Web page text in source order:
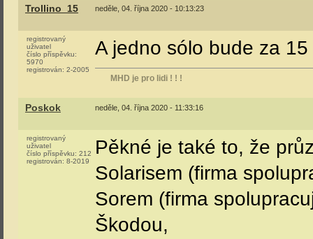
Trollino_15 neděle, 04. října 2020 - 10:13:23
registrovaný
uživatel
číslo příspěvku:
5970
registrován: 2-2005
A jedno sólo bude za
MHD je pro lidi ! ! !
Poskok neděle, 04. října 2020 - 11:33:16
registrovaný
uživatel
číslo příspěvku: 212
registrován: 8-2019
Pěkné je také to, že
Solarisem (firma
Sorem (firma
Škodou,